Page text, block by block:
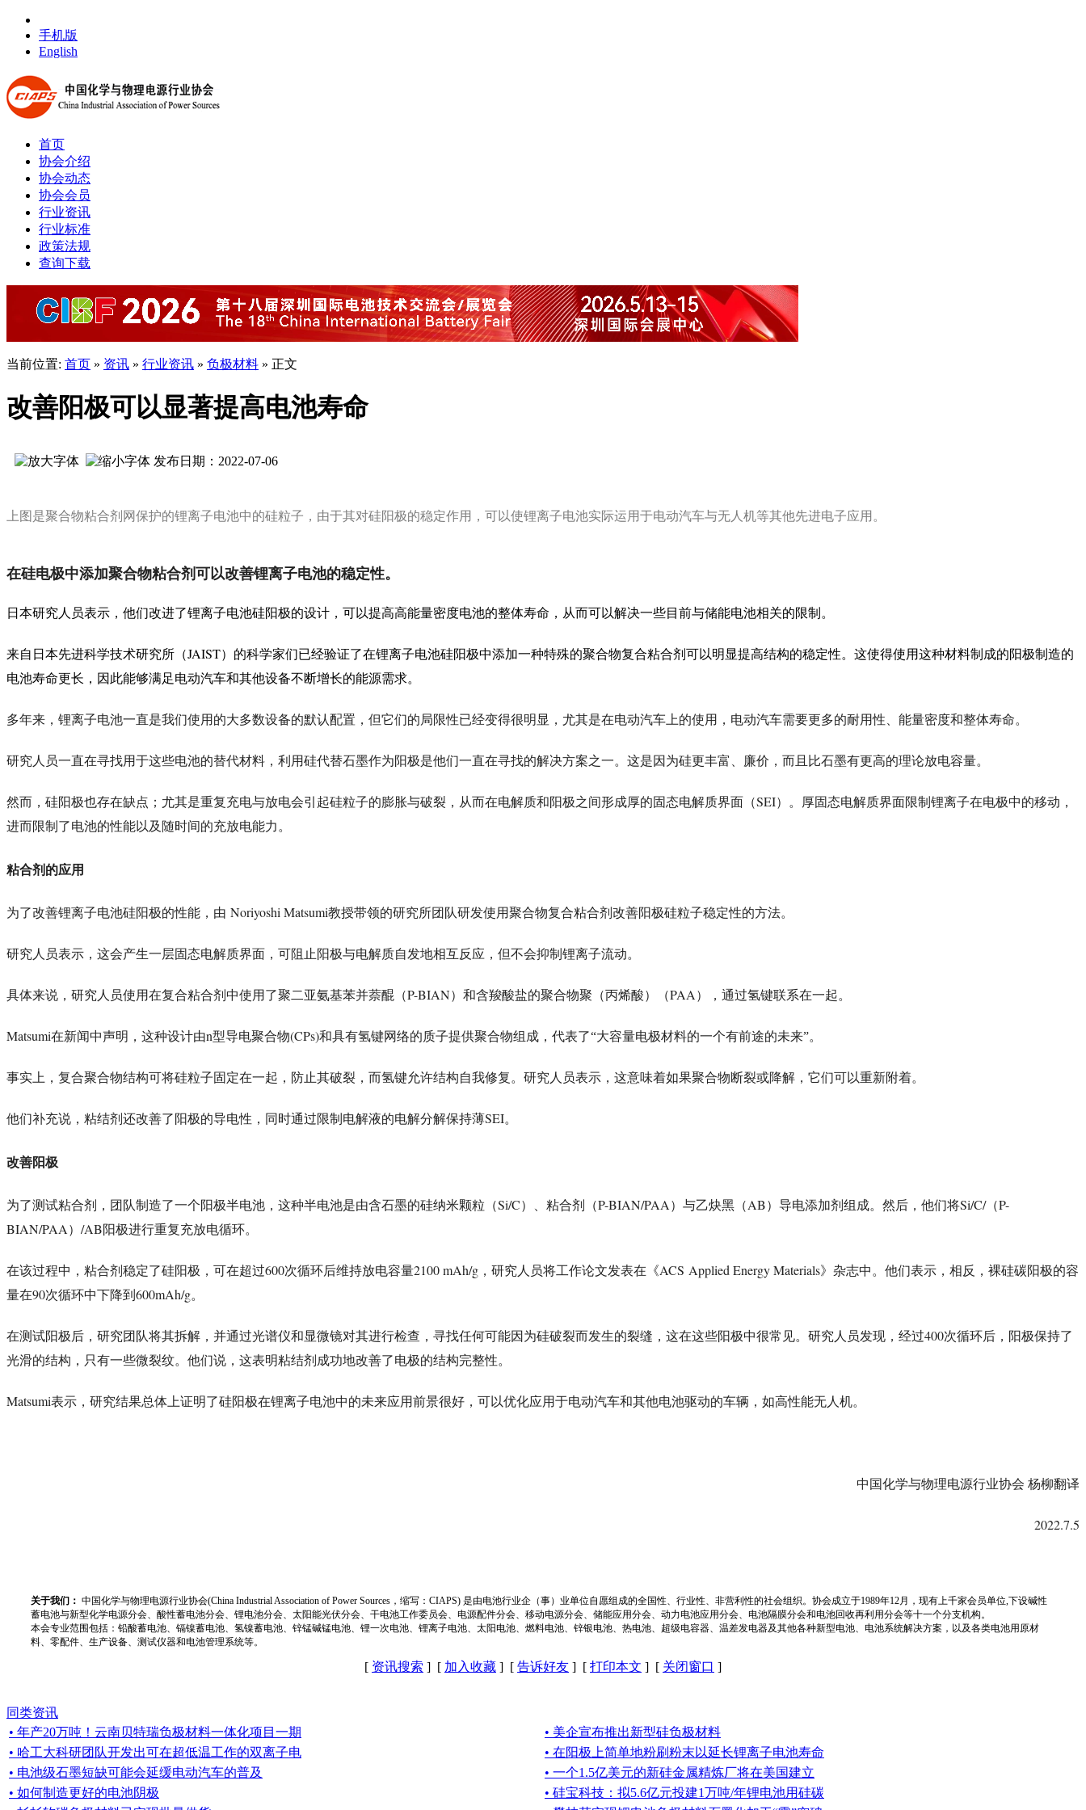
手机版
English
首页
协会介绍
协会动态
协会会员
行业资讯
行业标准
政策法规
查询下载
当前位置: 首页 » 资讯 » 行业资讯 » 负极材料 » 正文
改善阳极可以显著提高电池寿命
发布日期：2022-07-06
上图是聚合物粘合剂网保护的锂离子电池中的硅粒子，由于其对硅阳极的稳定作用，可以使锂离子电池实际运用于电动汽车与无人机等其他先进电子应用。
在硅电极中添加聚合物粘合剂可以改善锂离子电池的稳定性。
日本研究人员表示，他们改进了锂离子电池硅阳极的设计，可以提高高能量密度电池的整体寿命，从而可以解决一些目前与储能电池相关的限制。
来自日本先进科学技术研究所（JAIST）的科学家们已经验证了在锂离子电池硅阳极中添加一种特殊的聚合物复合粘合剂可以明显提高结构的稳定性。这使得使用这种材料制成的阳极制造的
电池寿命更长，因此能够满足电动汽车和其他设备不断增长的能源需求。
多年来，锂离子电池一直是我们使用的大多数设备的默认配置，但它们的局限性已经变得很明显，尤其是在电动汽车上的使用，电动汽车需要更多的耐用性、能量密度和整体寿命。
研究人员一直在寻找用于这些电池的替代材料 ，利用硅代替石墨作为阳极是他们一直在寻找的解决方案之一。这是因为硅更丰富、廉价，而且比石墨有更高的理论放电容量。
然而，硅阳极也存在缺点；尤其是重复充电与放电会引起硅粒子的膨胀与破裂，从而在电解质和阳极之间形成厚的固态电解质界面（SEI）。厚固态电解质界面限制锂离子在电极中的移动，
进而限制了电池的性能以及随时间的充放电能力。
粘合剂的应用
为了改善锂离子电池硅阳极的性能，由 Noriyoshi Matsumi教授带领的研究所团队研发使用聚合物复合粘合剂改善阳极硅粒子稳定性的方法。
研究人员表示，这会产生一层固态电解质界面，可阻止阳极与电解质自发地相互反应，但不会抑制锂离子流动。
具体来说，研究人员使用在复合粘合剂中使用了聚二亚氨基苯并萘醌（P-BIAN）和含羧酸盐的聚合物聚（丙烯酸）（PAA ），通过氢键联系在一起。
Matsumi在新闻中声明，这种设计由n型导电聚合物(CPs)和具有氢键网络的质子提供聚合物组成，代表了“大容量电极材料的一个有前途的未来”。
事实上，复合聚合物结构可将硅粒子固定在一起，防止其破裂，而氢键允许结构自我修复。研究人员表示，这意味着如果聚合物断裂或降解，它们可以重新附着。
他们补充说，粘结剂还改善了阳极的导电性，同时通过限制电解液的电解分解保持薄SEI。
改善阳极
为了测试粘合剂，团队制造了一个阳极半电池，这种半电池是由含石墨的硅纳米颗粒（Si/C）、粘合剂（P-BIAN/PAA ）与乙炔黑（AB）导电添加剂组成。然后，他们将Si/C/（P-
BIAN/PAA ） /AB阳极进行重复充放电循环。
在该过程中，粘合剂稳定了硅阳极，可在超过600次循环后维持放电容量2100 mAh/g ，研究人员将工作论文发表在《ACS Applied Energy Materials》杂志中。他们表示，相反，裸硅碳阳极的容
量在90次循环中下降到 600mAh/g。
在测试阳极后 ，研究团队将其拆解，并通过光谱仪和显微镜对其进行检查，寻找任何可能因为硅破裂而发生的裂缝，这在这些阳极中很常见。研究人员发现，经过400次循环后，阳极保持了
光滑的结构，只有一些微裂纹。他们说，这表明粘结剂成功地改善了电极的结构完整性。
Matsumi表示，研究结果总体上证明了硅阳极在锂离子电池中的未来应用前景很好，可以优化应用于电动汽车和其他电池驱动的车辆，如高性能无人机。
中国化学与物理电源行业协会 杨柳翻译
2022.7.5
关于我们： 中国化学与物理电源行业协会(China Industrial Association of Power Sources，缩写：CIAPS) 是由电池行业企（事）业单位自愿组成的全国性、行业性、非营利性的社会组织。协会成立于1989年12月，现有上千家会员单位,下设碱性
蓄电池与新型化学电源分会、酸性蓄电池分会、锂电池分会、太阳能光伏分会、干电池工作委员会、电源配件分会、移动电源分会、储能应用分会、动力电池应用分会、电池隔膜分会和电池回收再利用分会等十一个分支机构。
本会专业范围包括：铅酸蓄电池、镉镍蓄电池、氢镍蓄电池、锌锰碱锰电池、锂一次电池、锂离子电池、太阳电池、燃料电池、锌银电池、热电池、超级电容器、温差发电器及其他各种新型电池、电池系统解决方案，以及各类电池用原材
料、零配件、生产设备、测试仪器和电池管理系统等。
[ 资讯搜索 ] [ 加入收藏 ] [ 告诉好友 ] [ 打印本文 ] [ 关闭窗口 ]
同类资讯
• 年产20万吨！云南贝特瑞负极材料一体化项目一期
• 美企宣布推出新型硅负极材料
• 哈工大科研团队开发出可在超低温工作的双离子电
• 在阳极上简单地粉刷粉末以延长锂离子电池寿命
• 电池级石墨短缺可能会延缓电动汽车的普及
• 一个1.5亿美元的新硅金属精炼厂将在美国建立
• 如何制造更好的电池阴极
• 硅宝科技：拟5.6亿元投建1万吨/年锂电池用硅碳